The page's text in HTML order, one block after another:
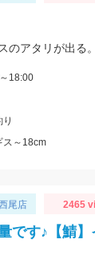
18:00
ス～18cm
尾店 2465
です♪【鯖】